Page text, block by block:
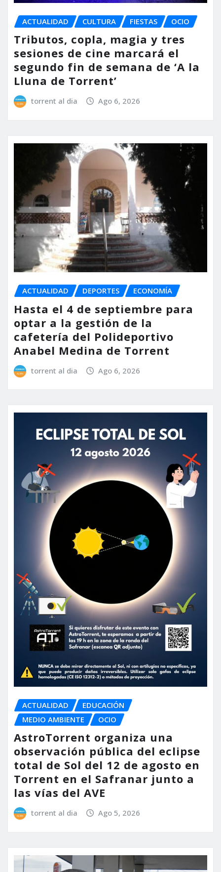
ACTUALIDAD CULTURA FIESTAS OCIO
Tributos, copla, magia y tres
sesiones de cine marcará el
segundo fin de semana de ‘A la
Lluna de Torrent’
torrent al dia Ago 6, 2026
ACTUALIDAD DEPORTES ECONOMÍA
Hasta el 4 de septiembre para
optar a la gestión de la
cafetería del Polideportivo
Anabel Medina de Torrent
torrent al dia Ago 6, 2026
ACTUALIDAD
EDUCACIÓN
MEDIO AMBIENTE
OCIO
AstroTorrent organiza una
observación pública del eclipse
total de Sol del 12 de agosto en
Torrent en el Safranar junto a
las vías del AVE
torrent al dia Ago 5, 2026